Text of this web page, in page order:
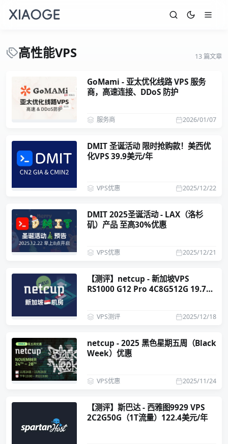
高性能VPS 13 篇文章
GoMami - 亚太优化线路 VPS 服务
商，高速连接、DDoS 防护
2026/01/07
服务商
DMIT 圣诞活动 限时抢购款！美西优
化VPS 39.9美元/年
2025/12/22
VPS优惠
DMIT 2025圣诞活动 - LAX（洛杉
矶）产品 至高30%优惠
2025/12/21
VPS优惠
【测评】netcup - 新加坡VPS
RS1000 G12 Pro 4C8G512G 19.73
2025/12/18
VPS测评
netcup - 2025 黑色星期五周（Black
Week）优惠
2025/11/24
VPS优惠
【测评】斯巴达 - 西雅图9929 VPS
2C2G50G（1T流量）122.4美元/年